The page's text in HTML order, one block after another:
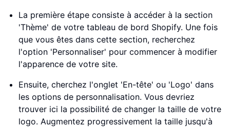
La première étape consiste à accéder à la section
'Thème' de votre tableau de bord Shopify. Une fois
que vous êtes dans cette section, recherchez
l'option 'Personnaliser' pour commencer à modifier
l'apparence de votre site.
Ensuite, cherchez l'onglet 'En-tête' ou 'Logo' dans
les options de personnalisation. Vous devriez
trouver ici la possibilité de changer la taille de votre
logo. Augmentez progressivement la taille jusqu'à